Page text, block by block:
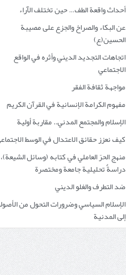
أحداث واقعة الطف… حين تختلف الآراء
عن البكاء والصراخ والجزع على مصيبة
الحسين(ع)
اتجاهات التجديد الديني وأثره في الواقع
الاجتماعي
مواجهة ثقافة الفقر
مفهوم الكرامة الإنسانية في القرآن الكريم
الإسلام والمجتمع المدني.. مقاربة أولية
كيف نعزز حقائق الاعتدال في الوسط
منهج الحرّ العاملي في كتابه (وسائل الشيعة)،
دراسةٌ تحليلية جامعة ومختصرة
ضد التطرف والغلو الديني
الإسلام السياسي وضرورات التحول من
إلى المدنية